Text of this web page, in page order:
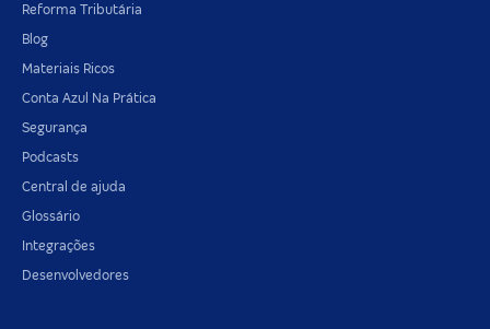
Reforma Tributária
Blog
Materiais Ricos
Conta Azul Na Prática
Segurança
Podcasts
Central de ajuda
Glossário
Integrações
Desenvolvedores